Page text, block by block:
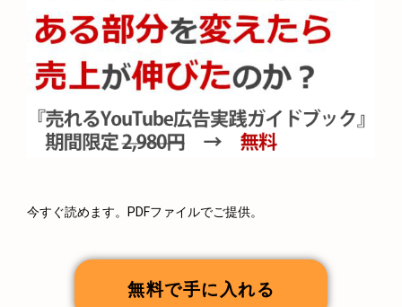
今すぐ読めます。PDFファイルでご提供。
無料で手に入れる